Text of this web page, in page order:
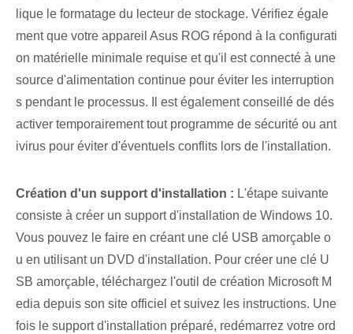
lique le formatage du lecteur de stockage. Vérifiez égale
ment que votre appareil Asus ROG répond à la configurati
on matérielle minimale requise et qu'il est connecté à une
source d'alimentation continue pour éviter les interruption
s pendant le processus. Il est également conseillé de dés
activer temporairement tout programme de sécurité ou ant
ivirus pour éviter d'éventuels conflits lors de l'installation.
Création d'un support d'installation : L'étape suivante
consiste à créer un support d'installation de Windows 10.
Vous pouvez le faire en créant une clé USB amorçable o
u en utilisant un DVD d'installation. Pour ⁤créer⁤ une clé U
SB amorçable⁣, téléchargez l'outil de création Microsoft M
edia depuis son site officiel et suivez les instructions. Une
fois le support d'installation préparé, redémarrez votre ord